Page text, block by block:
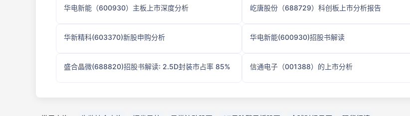
华电新能（600930）主板上市深度分析 屹唐股份（688729）科创板上市分析报告
华新精科(603370)新股申购分析 华电新能(600930)招股书解读
盛合晶微(688820)招股书解读: 2.5D封装市占率 85% 信通电子（001388）的上市分析